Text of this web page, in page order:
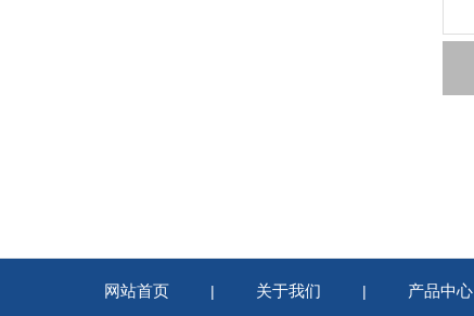
网站首页 | 关于我们 | 产品中心